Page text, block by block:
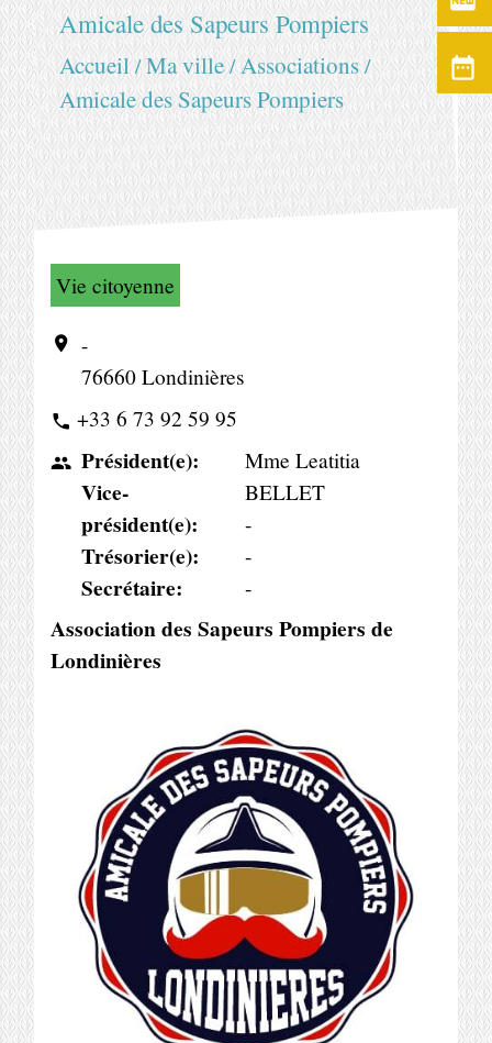
Amicale des Sapeurs Pompiers
Accueil/Ma ville/Associations/
Amicale des Sapeurs Pompiers
Vie citoyenne
location_on
-
76660 Londinières
phone +33 6 73 92 59 95
people Président(e):
Vice-
président(e):
Trésorier(e):
Secrétaire:
Mme Leatitia
BELLET
-
-
-
Association des Sapeurs Pompiers de
Londinières
date_range